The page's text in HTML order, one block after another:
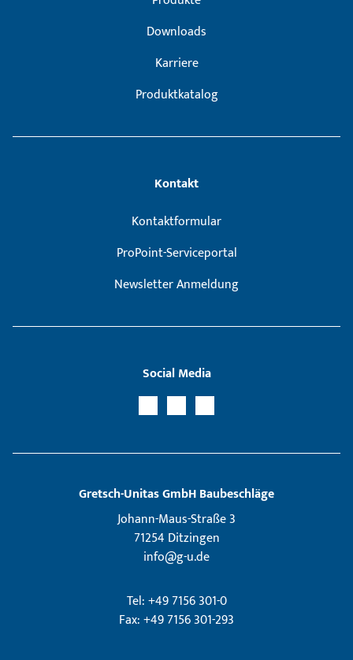
Downloads
Karriere
Produktkatalog
Kontakt
Kontaktformular
ProPoint-Serviceportal
Newsletter Anmeldung
Social Media
Gretsch­-Unitas GmbH Baubeschläge
Johann-Maus-Straße 3
71254 Ditzingen
info@g-u.de
Tel: +49 7156 301-0
Fax: +49 7156 301-293